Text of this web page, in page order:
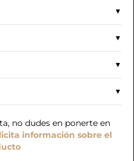
no dudes en ponerte en
información sobre el